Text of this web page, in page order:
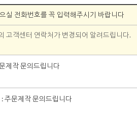
실 전화번호를 꼭 입력해주시기 바랍니다
고객센터 연락처가 변경되어 알려드립니다.
제작 문의드립니다
주문제작 문의드립니다